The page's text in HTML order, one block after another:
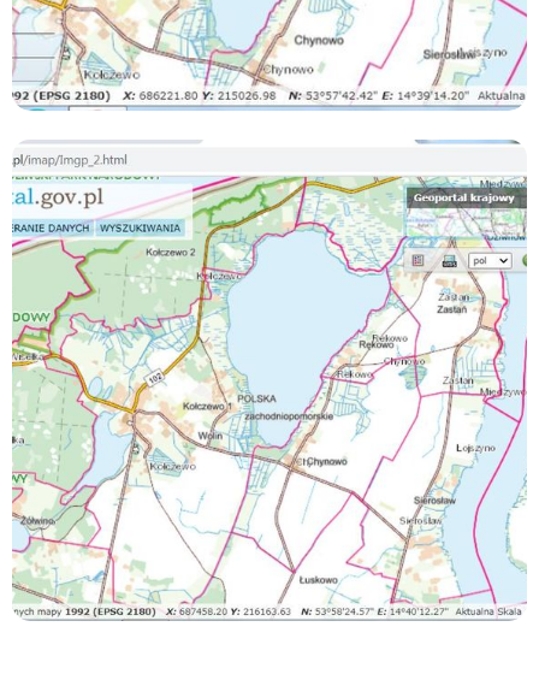
Zobacz wszystkie